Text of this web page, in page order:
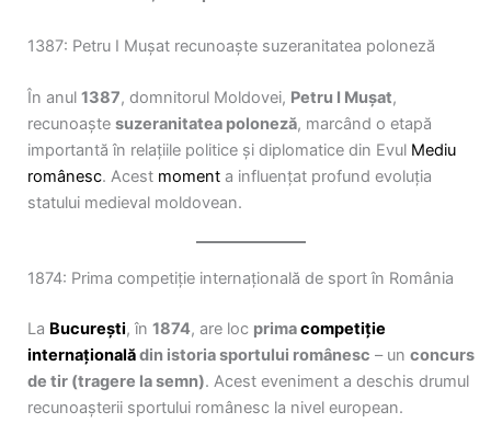
1387: Petru I Mușat recunoaște suzeranitatea poloneză
În anul 1387, domnitorul Moldovei, Petru I Mușat,
recunoaște suzeranitatea poloneză, marcând o etapă
importantă în relațiile politice și diplomatice din Evul Mediu
românesc. Acest moment a influențat profund evoluția
statului medieval moldovean.
1874: Prima competiție internațională de sport în România
La București, în 1874, are loc primacompetiție
internaționalădin istoria sportului românesc – un concurs
de tir (tragere la semn). Acest eveniment a deschis drumul
recunoașterii sportului românesc la nivel european.